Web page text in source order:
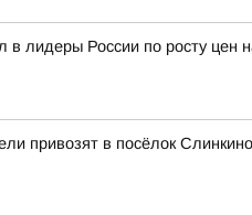
в лидеры России по росту цен
привозят в посёлок